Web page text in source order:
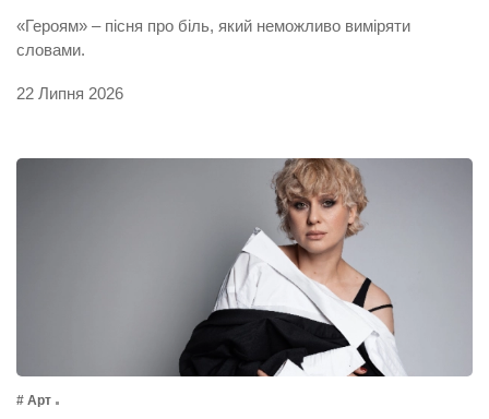
«Героям» – пісня про біль, який неможливо виміряти
словами.
22 Липня 2026
# Арт